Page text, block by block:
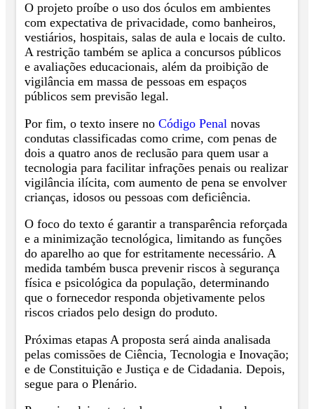
O projeto proíbe o uso dos óculos em ambientes
com expectativa de privacidade, como banheiros,
vestiários, hospitais, salas de aula e locais de culto.
A restrição também se aplica a concursos públicos
e avaliações educacionais, além da proibição de
vigilância em massa de pessoas em espaços
públicos sem previsão legal.
Por fim, o texto insere no Código Penal novas
condutas classificadas como crime, com penas de
dois a quatro anos de reclusão para quem usar a
tecnologia para facilitar infrações penais ou realizar
vigilância ilícita, com aumento de pena se envolver
crianças, idosos ou pessoas com deficiência.
O foco do texto é garantir a transparência reforçada
e a minimização tecnológica, limitando as funções
do aparelho ao que for estritamente necessário. A
medida também busca prevenir riscos à segurança
física e psicológica da população, determinando
que o fornecedor responda objetivamente pelos
riscos criados pelo design do produto.
Próximas etapas A proposta será ainda analisada
pelas comissões de Ciência, Tecnologia e Inovação;
e de Constituição e Justiça e de Cidadania. Depois,
segue para o Plenário.